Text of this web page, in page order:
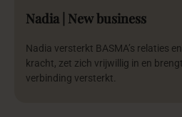
Nadia | New business
Nadia versterkt BASMA’s relaties
kracht, zet zich vrijwillig in en
verbinding versterkt.